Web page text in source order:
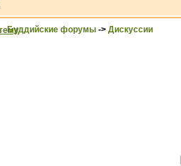
Буддийские форумы -> Дискуссии